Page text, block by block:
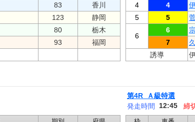
83
香川
123 静岡
80
栃木
93
福岡
4
4
5
5
6
6
7
誘導
第4R Ａ級特選
発走時間
12:45 締